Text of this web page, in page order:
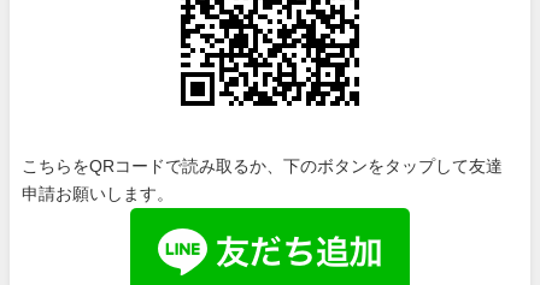
こちらをQRコードで読み取るか、下のボタンをタップして友達
申請お願いします。